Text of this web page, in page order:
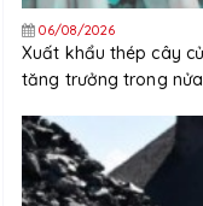
06/08/2026
Xuất khẩu thép cây
tăng trưởng trong